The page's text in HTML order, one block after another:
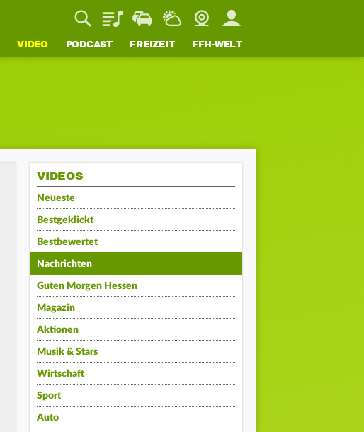
PlaylistStaupilotWetterWebcamMein FFH
VIDEO PODCAST FREIZEIT FFH-WELT
VIDEOS
Neueste
Bestgeklickt
Bestbewertet
Nachrichten
Guten Morgen Hessen
Magazin
Aktionen
Musik & Stars
Wirtschaft
Sport
Auto